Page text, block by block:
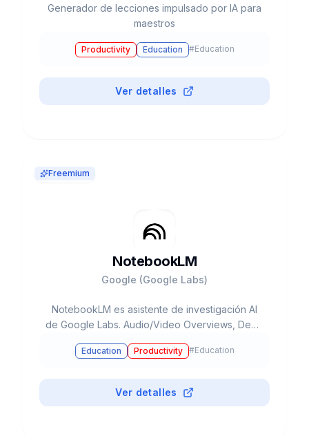
Generador de lecciones impulsado por IA para
maestros
Productivity Education #Education
Ver detalles
Freemium
NotebookLM
Google (Google Labs)
NotebookLM es asistente de investigación AI
de Google Labs. Audio/Video Overviews, Deep
móvil. La única IA sin alucinaciones (source
Education Productivity #Education
Ver detalles